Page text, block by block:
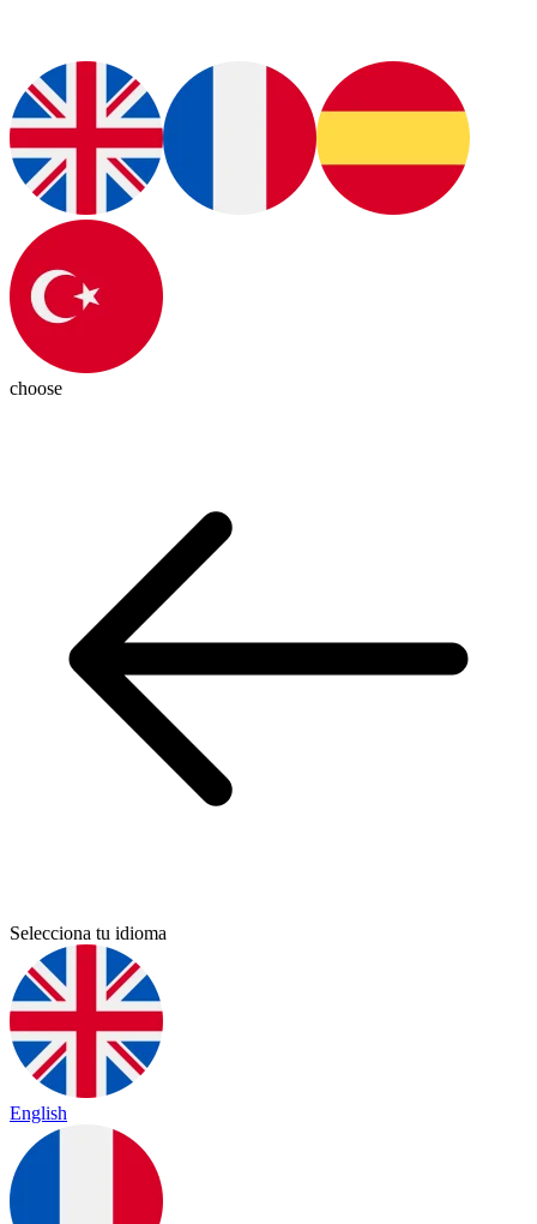
choose
Selecciona tu idioma
English